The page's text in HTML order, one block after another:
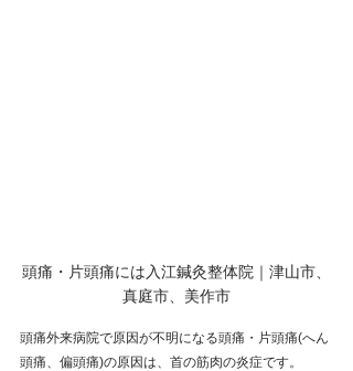
頭痛・片頭痛には入江鍼灸整体院｜津山市、
真庭市、美作市
頭痛外来病院で原因が不明になる頭痛・片頭痛(へん
頭痛、偏頭痛)の原因は、首の筋肉の炎症です。